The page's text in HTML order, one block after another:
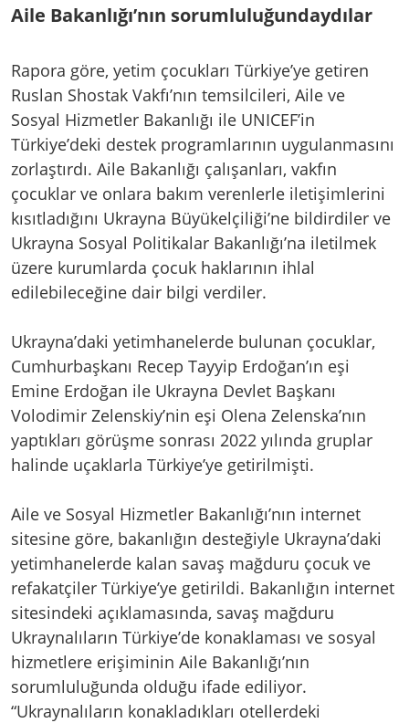
Aile Bakanlığı’nın sorumluluğundaydılar
Rapora göre, yetim çocukları Türkiye’ye getiren
Ruslan Shostak Vakfı’nın temsilcileri, Aile ve
Sosyal Hizmetler Bakanlığı ile UNICEF’in
Türkiye’deki destek programlarının uygulanmasını
zorlaştırdı. Aile Bakanlığı çalışanları, vakfın
çocuklar ve onlara bakım verenlerle iletişimlerini
kısıtladığını Ukrayna Büyükelçiliği’ne bildirdiler ve
Ukrayna Sosyal Politikalar Bakanlığı’na iletilmek
üzere kurumlarda çocuk haklarının ihlal
edilebileceğine dair bilgi verdiler.
Ukrayna’daki yetimhanelerde bulunan çocuklar,
Cumhurbaşkanı Recep Tayyip Erdoğan’ın eşi
Emine Erdoğan ile Ukrayna Devlet Başkanı
Volodimir Zelenskiy’nin eşi Olena Zelenska’nın
yaptıkları görüşme sonrası 2022 yılında gruplar
halinde uçaklarla Türkiye’ye getirilmişti.
Aile ve Sosyal Hizmetler Bakanlığı’nın internet
sitesine göre, bakanlığın desteğiyle Ukrayna’daki
yetimhanelerde kalan savaş mağduru çocuk ve
refakatçiler Türkiye’ye getirildi. Bakanlığın internet
sitesindeki açıklamasında, savaş mağduru
Ukraynalıların Türkiye’de konaklaması ve sosyal
hizmetlere erişiminin Aile Bakanlığı’nın
sorumluluğunda olduğu ifade ediliyor.
“Ukraynalıların konakladıkları otellerdeki